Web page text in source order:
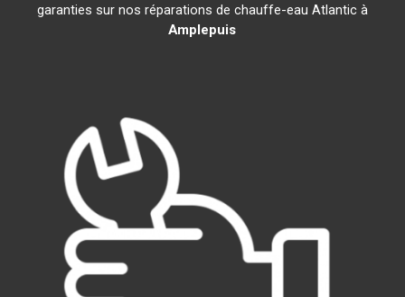
garanties sur nos réparations de chauffe-eau Atlantic à
Amplepuis